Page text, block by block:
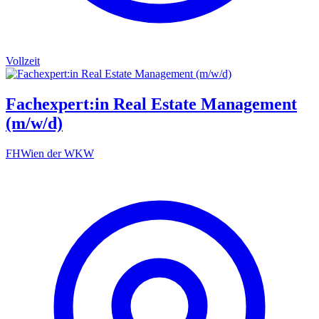
Vollzeit
Fachexpert:in Real Estate Management
(m/w/d)
FHWien der WKW